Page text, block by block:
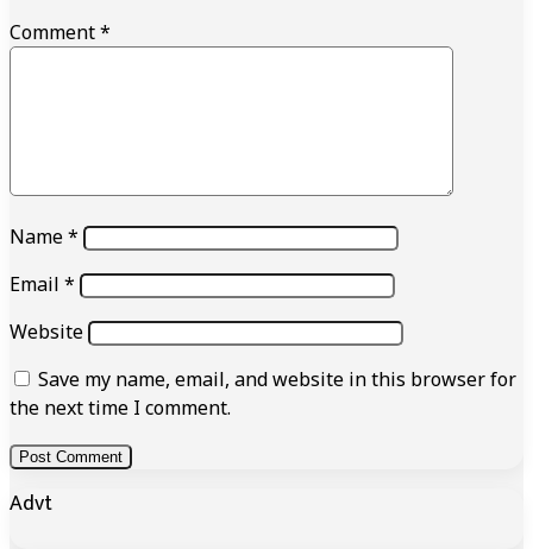
Comment*
Name*
Email *
Website
Save my name, email, and website in this browser for
the next time I comment.
Advt